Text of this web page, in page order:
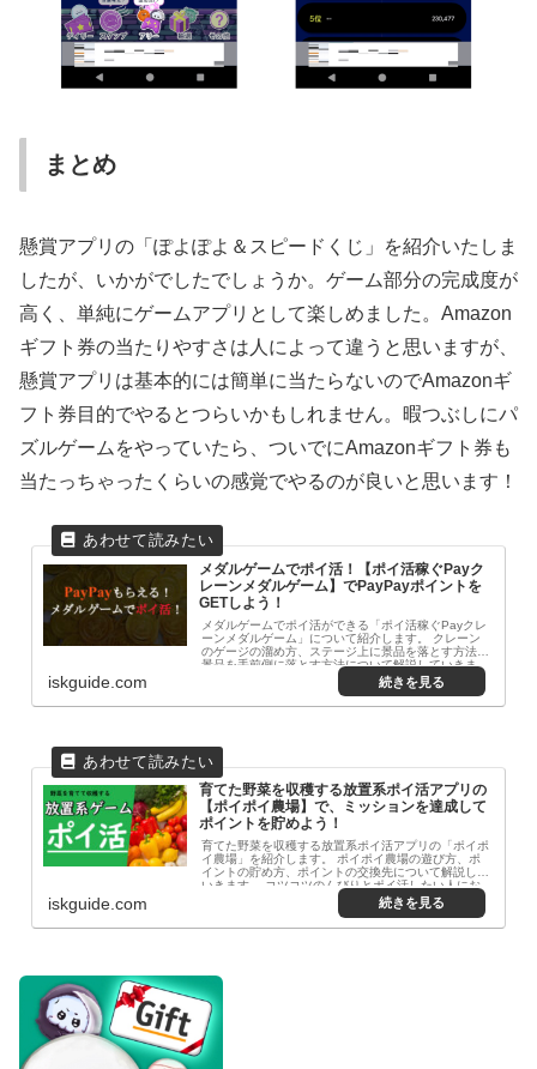
まとめ
懸賞アプリの「ぽよぽよ＆スピードくじ」を紹介いたしま
したが、いかがでしたでしょうか。ゲーム部分の完成度が
高く、単純にゲームアプリとして楽しめました。Amazon
ギフト券の当たりやすさは人によって違うと思いますが、
懸賞アプリは基本的には簡単に当たらないのでAmazonギ
フト券目的でやるとつらいかもしれません。暇つぶしにパ
ズルゲームをやっていたら、ついでにAmazonギフト券も
当たっちゃったくらいの感覚でやるのが良いと思います！
メダルゲームでポイ活！【ポイ活稼ぐPayク
レーンメダルゲーム】でPayPayポイントを
GETしよう！
メダルゲームでポイ活ができる「ポイ活稼ぐPayクレ
ーンメダルゲーム」について紹介します。 クレーン
のゲージの溜め方、ステージ上に景品を落とす方法、
景品を手前側に落とす方法について解説していきま
す。 ゲーム感覚で遊べるメダルゲームでポイ活を始
iskguide.com
育てた野菜を収穫する放置系ポイ活アプリの
【ポイポイ農場】で、ミッションを達成して
ポイントを貯めよう！
育てた野菜を収穫する放置系ポイ活アプリの「ポイポ
イ農場」を紹介します。 ポイポイ農場の遊び方、ポ
イントの貯め方、ポイントの交換先について解説して
いきます。 コツコツのんびりとポイ活したい人にお
iskguide.com